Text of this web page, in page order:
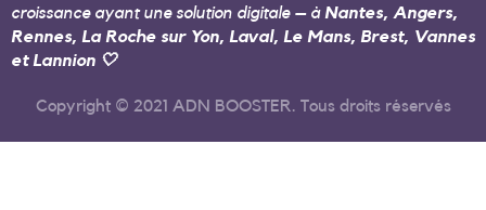
croissance ayant une solution digitale – à Nantes, Angers,
Rennes, La Roche sur Yon, Laval, Le Mans, Brest, Vannes
et Lannion 🤍
Copyright © 2021 ADN BOOSTER. Tous droits réservés